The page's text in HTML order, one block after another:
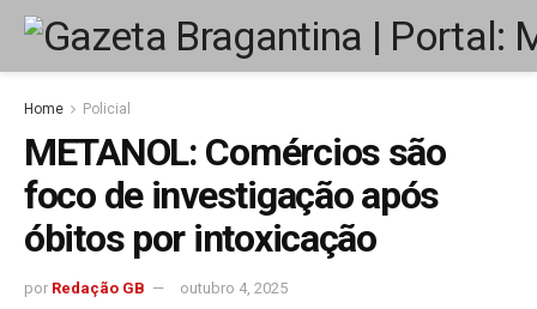
Home Policial
METANOL: Comércios são
foco de investigação após
óbitos por intoxicação
por Redação GB outubro 4, 2025